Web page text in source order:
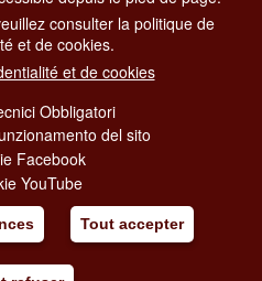
TEL. 06 06 08
POLICY
consulter la politique de
et de cookies.
et de cookies
Obbligatori
del sito
Facebook
YouTube
Tout accepter